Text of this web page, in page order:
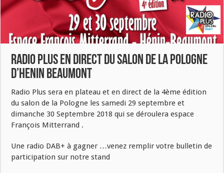
RADIO PLUS EN DIRECT DU SALON DE LA POLOGNE
D’HENIN BEAUMONT
Radio Plus sera en plateau et en direct de la 4ème édition
du salon de la Pologne les samedi 29 septembre et
dimanche 30 Septembre 2018 qui se déroulera espace
François Mitterrand .
Une radio DAB+ à gagner …venez remplir votre bulletin de
participation sur notre stand